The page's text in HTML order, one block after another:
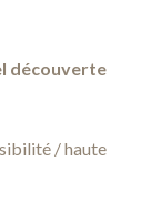
découverte
/ haute